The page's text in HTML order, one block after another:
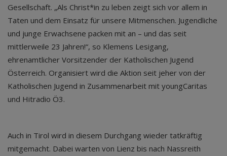
Gesellschaft. „Als Christ*in zu leben zeigt sich vor allem in
Taten und dem Einsatz für unsere Mitmenschen. Jugendliche
und junge Erwachsene packen mit an – und das seit
mittlerweile 23 Jahren!“, so Klemens Lesigang,
ehrenamtlicher Vorsitzender der Katholischen Jugend
Österreich. Organisiert wird die Aktion seit jeher von der
Katholischen Jugend in Zusammenarbeit mit youngCaritas
und Hitradio Ö3.
Auch in Tirol wird in diesem Durchgang wieder tatkräftig
mitgemacht. Dabei warten von Lienz bis nach Nassreith